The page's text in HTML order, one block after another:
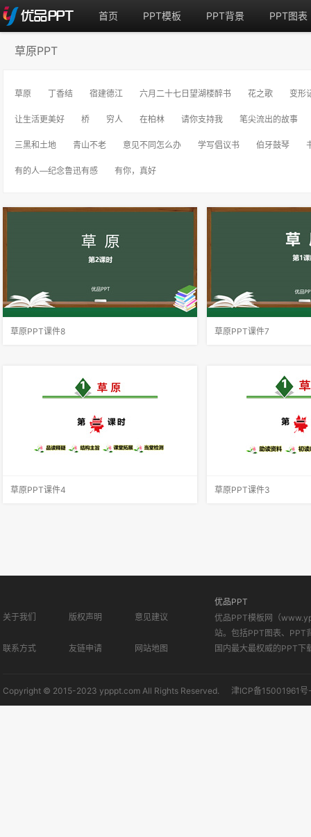
首页 PPT模板 PPT背景 PPT图表
草原PPT
草原 丁香结 宿建德江 六月二十七日望湖楼醉书 花之歌 变形
让生活更美好 桥 穷人 在柏林 请你支持我 笔尖流出的故事
三黑和土地 青山不老 意见不同怎么办 学写倡议书 伯牙鼓琴
有的人—纪念鲁迅有感 有你，真好
草原PPT课件8
自然段，圈画相关词句，并简单批注。 大家的语
言不同，心可是一样。你说你的，我说我的，总
的意思是民族团结互助。此时此
草原PPT课件7
地方简单批注。渲染：
或淡的色彩涂抹画面，
面里，你仿佛看见了什么
草原PPT课件4
草原PPT课件3
关于我们 版权声明 意见建议
联系方式 友链申请 网站地图
优品PPT
优品PPT模板网（
站。包括PPT图表、PPT
国内最大最权威的PPT下
Copyright © 2015-2023 ypppt.com All Rights Reserved. 津ICP备15001961号